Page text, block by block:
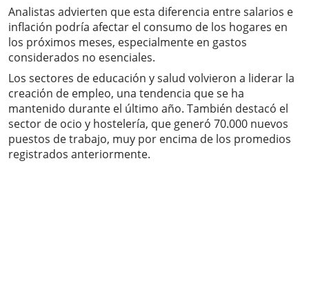
Analistas advierten que esta diferencia entre salarios e
inflación podría afectar el consumo de los hogares en
los próximos meses, especialmente en gastos
considerados no esenciales.
Los sectores de educación y salud volvieron a liderar la
creación de empleo, una tendencia que se ha
mantenido durante el último año. También destacó el
sector de ocio y hostelería, que generó 70.000 nuevos
puestos de trabajo, muy por encima de los promedios
registrados anteriormente.